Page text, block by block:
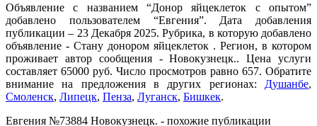
Объявление с названием “Донор яйцеклеток с опытом”
добавлено пользователем “Евгения”. Дата добавления
публикации – 23 Декабря 2025. Рубрика, в которую добавлено
объявление - Стану донором яйцеклеток . Регион, в котором
проживает автор сообщения - Новокузнецк.. Цена услуги
составляет 65000 руб. Число просмотров равно 657. Обратите
внимание на предложения в других регионах: Душанбе,
Смоленск, Липецк, Пенза, Луганск, Бишкек.
Евгения №73884 Новокузнецк. - похожие публикации